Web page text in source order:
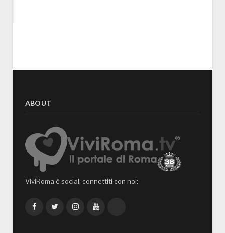
ABOUT
ViviRoma è social, connettiti con noi:
FacebookTwitterInstagramYouTube